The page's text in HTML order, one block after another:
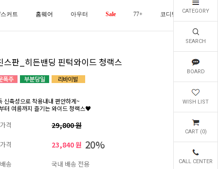
CATEGORY
SEARCH
BOARD
WISH LIST
CART (0)
CALL CENTER
커트 홈웨어 아우터 Sale 77+ 코디템 오늘발송
스판_히든밴딩 핀턱와이드 청랙스
신축성으로 착용내내 편안하게~
터 여름까지 즐기는 와이드 청랙스♥
격 29,800 원
격 23,840 원 20%
송 국내 배송 전용